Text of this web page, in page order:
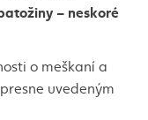
– neskoré
o meškaní a
uvedeným